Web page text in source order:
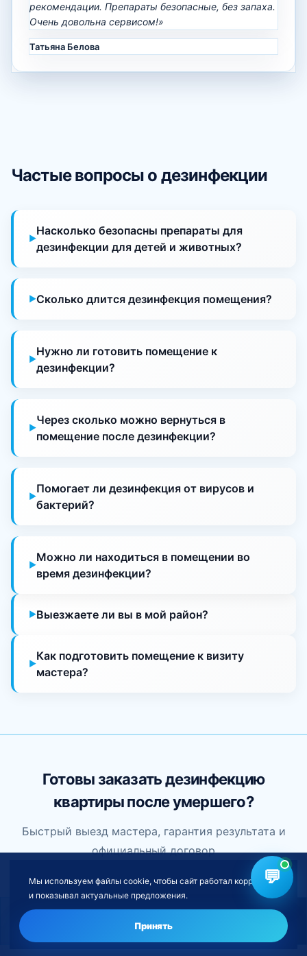
рекомендации. Препараты безопасные, без запаха.
Очень довольна сервисом!»
Татьяна Белова
Частые вопросы о дезинфекции
Насколько безопасны препараты для
дезинфекции для детей и животных?
Сколько длится дезинфекция помещения?
Нужно ли готовить помещение к
дезинфекции?
Через сколько можно вернуться в
помещение после дезинфекции?
Помогает ли дезинфекция от вирусов и
бактерий?
Можно ли находиться в помещении во
время дезинфекции?
Выезжаете ли вы в мой район?
Как подготовить помещение к визиту
мастера?
Готовы заказать дезинфекцию
квартиры после умершего?
Быстрый выезд мастера, гарантия результата и
официальный договор
Оставить заявку
Нужна дезинфекция после умершего? Оставить заявку
Мы используем файлы cookie, чтобы сайт работал корректно
и показывал актуальные предложения.
Принять
💬